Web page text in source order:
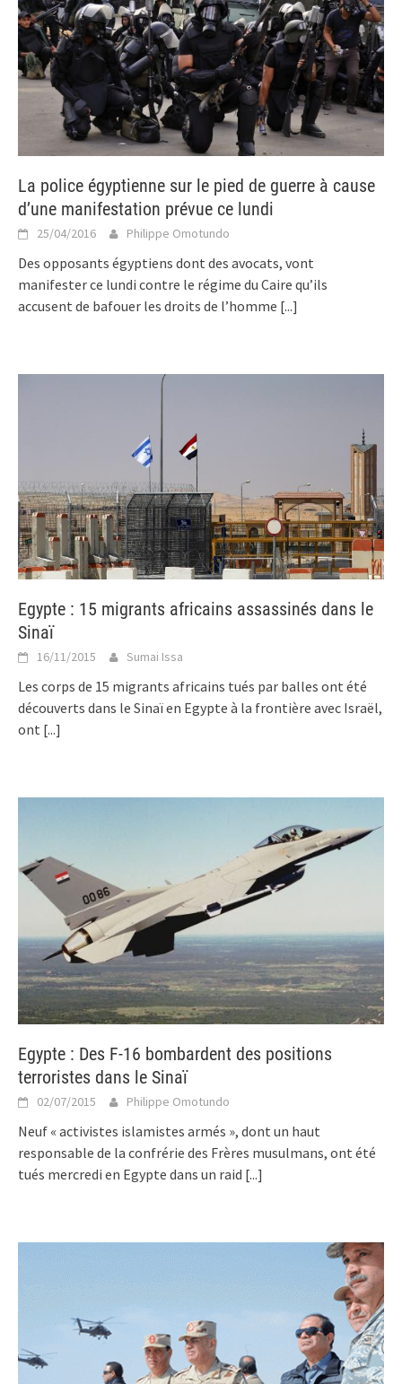
La police égyptienne sur le pied de guerre à cause
d’une manifestation prévue ce lundi
25/04/2016 Philippe Omotundo
Des opposants égyptiens dont des avocats, vont
manifester ce lundi contre le régime du Caire qu’ils
accusent de bafouer les droits de l’homme [...]
Egypte : 15 migrants africains assassinés dans le
Sinaï
16/11/2015 Sumai Issa
Les corps de 15 migrants africains tués par balles ont été
découverts dans le Sinaï en Egypte à la frontière avec Israël,
ont [...]
Egypte : Des F-16 bombardent des positions
terroristes dans le Sinaï
02/07/2015 Philippe Omotundo
Neuf « activistes islamistes armés », dont un haut
responsable de la confrérie des Frères musulmans, ont été
tués mercredi en Egypte dans un raid [...]